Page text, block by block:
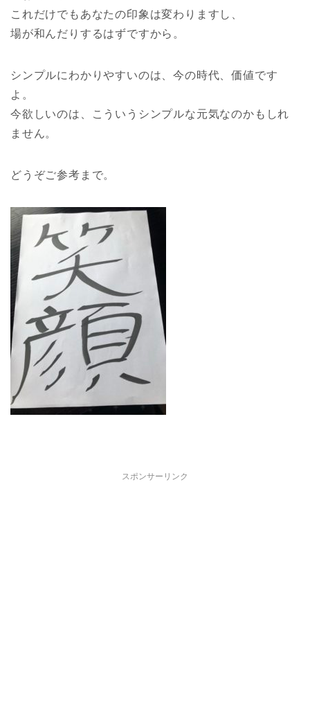
これだけでもあなたの印象は変わりますし、
場が和んだりするはずですから。
シンプルにわかりやすいのは、今の時代、価値です
よ。
今欲しいのは、こういうシンプルな元気なのかもしれ
ません。
どうぞご参考まで。
スポンサーリンク